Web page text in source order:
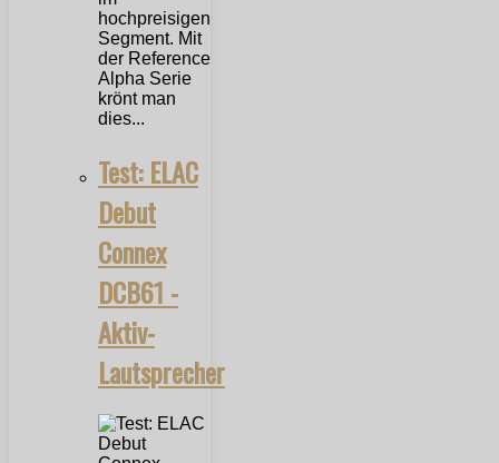
hochpreisigen
Segment. Mit
der Reference
Alpha Serie
krönt man
dies...
Test: ELAC
Debut
Connex
DCB61 -
Aktiv-
Lautsprecher